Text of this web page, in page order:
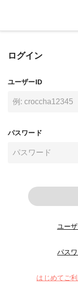
ログイン
ユーザーID
パスワード
ユー
パス
はじめてご